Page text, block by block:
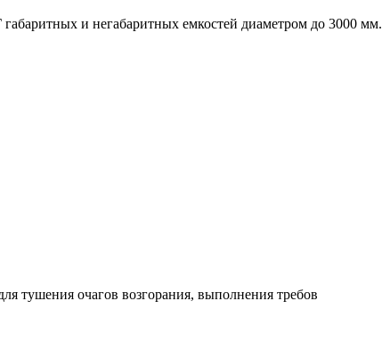
и негабаритных емкостей диаметром до 3000 мм.
тушения очагов возгорания, выполнения требов